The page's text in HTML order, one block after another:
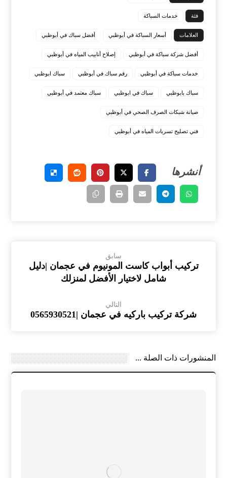
فئة خدمات السباكة
العلامات أسعار السباكة في أبوظبي أفضل سباك في أبوظبي
أفضل شركة سباكة في أبوظبي إصلاح أنابيب المياه في أبوظبي
خدمات سباكة في أبوظبي رقم سباك في أبوظبي سباك ابوظبي
سباك بابوظبي سباك في ابوظبي سباك معتمد في أبوظبي
صيانة شبكات الصرف الصحي في أبوظبي
فني تصليح تسربات المياه في أبوظبي
سابق
تركيب أبواب كاست المونيوم في عجمان |دليل
شامل لاختيار الأفضل لمنزلك
التالي
شركة تركيب باركيه في عجمان |0565930521
المنشورات ذات الصلة ...